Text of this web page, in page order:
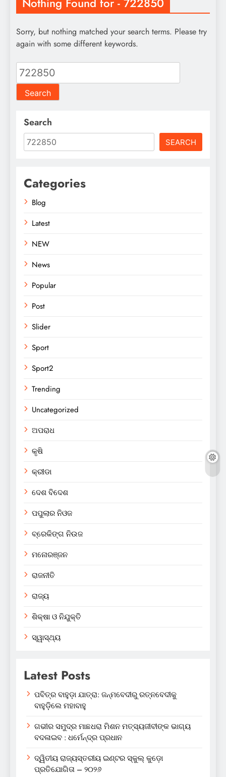
Sorry, but nothing matched your search terms. Please try
again with some different keywords.
Search
for:
Search
SEARCH
Categories
Blog
Latest
NEW
News
Popular
Post
Slider
Sport
Sport2
Trending
Uncategorized
ଅପରାଧ
କୃଷି
କ୍ରୀଡା
ଦେଶ ବିଦେଶ
ପପୁଲାର ନିଓଜ
ବ୍ରେକିଙ୍ଗ ନିଉଜ
ମନୋରଞ୍ଜନ
ରାଜନୀତି
ରାଜ୍ୟ
ଶିକ୍ଷା ଓ ନିଯୁକ୍ତି
ସ୍ୱାସ୍ଥ୍ୟ
Latest Posts
ପବିତ୍ର ବାହୁଡ଼ା ଯାତ୍ରା: ଜନ୍ମବେଦୀରୁ ରତ୍ନବେଦୀକୁ
ବାହୁଡ଼ିଲେ ମହାବାହୁ
ଗଭୀର ସମୁଦ୍ର ମାଛଧରା ମିଶନ ମତ୍ସ୍ୟଜୀବୀଙ୍କ ଭାଗ୍ୟ
ବଦଳାଇବ : ଧର୍ମେନ୍ଦ୍ର ପ୍ରଧାନ
ଦ୍ୱିତୀୟ ରାଜ୍ୟସ୍ତରୀୟ ଇଣ୍ଟର ସ୍କୁଲ୍ କୁଡ଼ୋ
ପ୍ରତିଯୋଗିତା – ୨୦୨୬